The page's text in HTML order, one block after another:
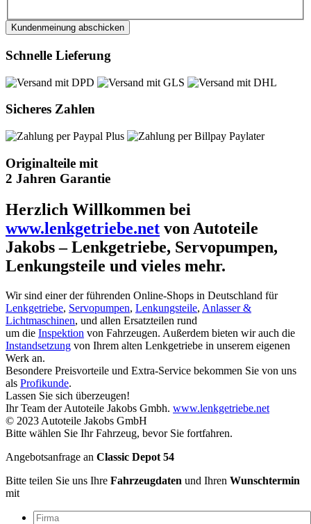
Kundenmeinung abschicken
Schnelle Lieferung
Sicheres Zahlen
Originalteile mit
2 Jahren Garantie
Herzlich Willkommen bei
www.lenkgetriebe.net von Autoteile
Jakobs – Lenkgetriebe, Servopumpen,
Lenkungsteile und vieles mehr.
Wir sind einer der führenden Online-Shops in Deutschland für
Lenkgetriebe, Servopumpen, Lenkungsteile, Anlasser &
Lichtmaschinen, und allen Ersatzteilen rund
um die Inspektion von Fahrzeugen. Außerdem bieten wir auch die
Instandsetzung von Ihrem alten Lenkgetriebe in unserem eigenen
Werk an.
Besondere Preisvorteile und Extra-Service bekommen Sie von uns
als Profikunde.
Lassen Sie sich überzeugen!
Ihr Team der Autoteile Jakobs Gmbh. www.lenkgetriebe.net
© 2023 Autoteile Jakobs GmbH
Bitte wählen Sie Ihr Fahrzeug, bevor Sie fortfahren.
Angebotsanfrage an Classic Depot 54
Bitte teilen Sie uns Ihre Fahrzeugdaten und Ihren Wunschtermin
mit